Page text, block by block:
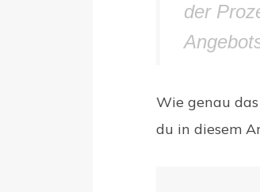
der
Wie genau
du in diesem